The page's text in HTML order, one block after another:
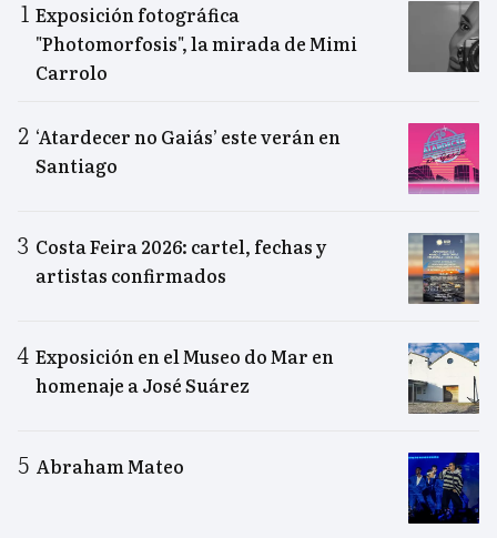
Exposición fotográfica
"Photomorfosis", la mirada de Mimi
Carrolo
‘Atardecer no Gaiás’ este verán en
Santiago
Costa Feira 2026: cartel, fechas y
artistas confirmados
Exposición en el Museo do Mar en
homenaje a José Suárez
Abraham Mateo